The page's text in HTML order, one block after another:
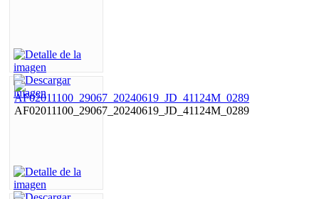
AF02011100_29067_20240619_JD_41124M_0289